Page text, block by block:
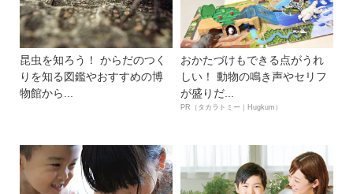
昆虫を知ろう！ からだのつく
りを知る図鑑やおすすめの博
物館から...
おかたづけもできる点がうれ
しい！ 動物の鳴き声やセリフ
が盛りだ...
PR（タカラトミー｜Hugkum）